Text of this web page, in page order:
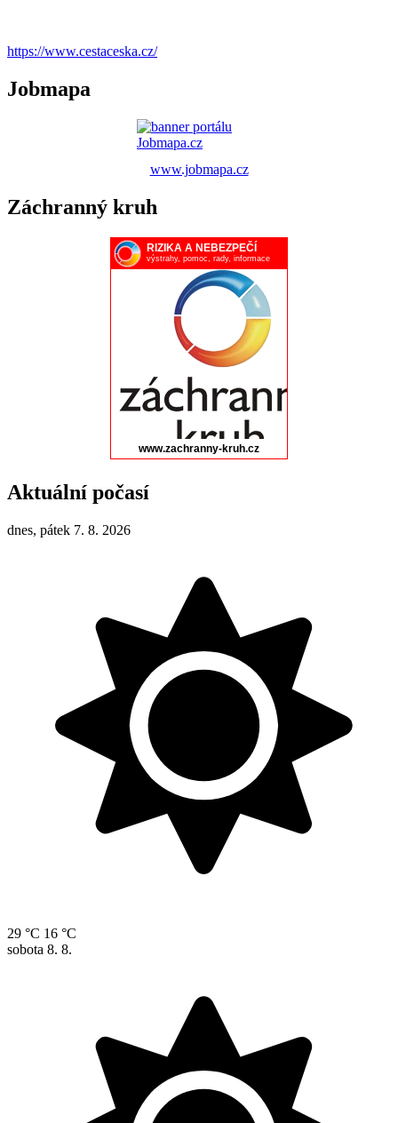
https://www.cestaceska.cz/
Jobmapa
www.jobmapa.cz
Záchranný kruh
Aktuální počasí
dnes, pátek 7. 8. 2026
29 °C 16 °C
sobota 8. 8.